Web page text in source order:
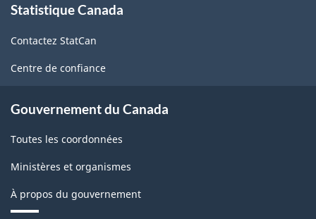
propos
ce
site
Statistique Canada
Contactez StatCan
Centre de confiance
Gouvernement du Canada
Toutes les coordonnées
Ministères et organismes
À propos du gouvernement